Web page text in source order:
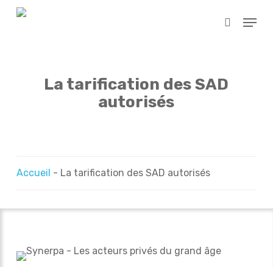
Skip
search
Menu
La tarification des SAD
autorisés
Accueil - La tarification des SAD autorisés